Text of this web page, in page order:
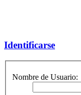
Identificarse
Nombre de Usuario: